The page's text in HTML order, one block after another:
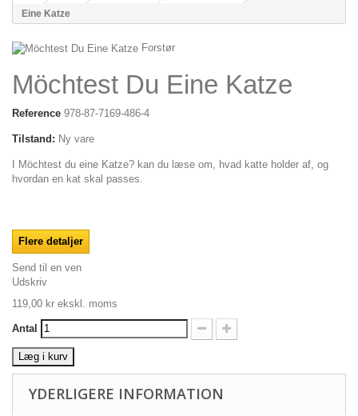
Eine Katze
Forstør
Möchtest Du Eine Katze
Reference 978-87-7169-486-4
Tilstand: Ny vare
I Möchtest du eine Katze? kan du læse om, hvad katte holder af, og
hvordan en kat skal passes.
Flere detaljer
Send til en ven
Udskriv
119,00 kr ekskl. moms
Antal
Læg i kurv
YDERLIGERE INFORMATION